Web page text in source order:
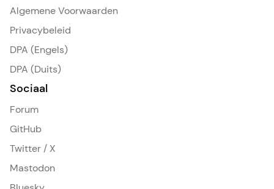
Algemene Voorwaarden
Privacybeleid
DPA (Engels)
DPA (Duits)
Sociaal
Forum
GitHub
Twitter / X
Mastodon